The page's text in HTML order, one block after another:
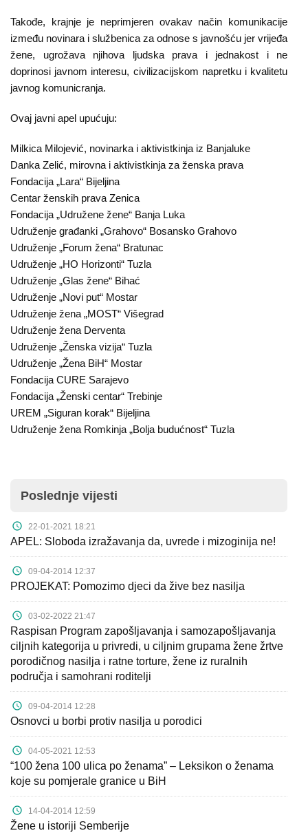
Takođe, krajnje je neprimjeren ovakav način komunikacije
između novinara i službenica za odnose s javnošću jer vrijeđa
žene, ugrožava njihova ljudska prava i jednakost i ne
doprinosi javnom interesu, civilizacijskom napretku i kvalitetu
javnog komunicranja.
Ovaj javni apel upućuju:
Milkica Milojević, novinarka i aktivistkinja iz Banjaluke
Danka Zelić, mirovna i aktivistkinja za ženska prava
Fondacija „Lara“ Bijeljina
Centar ženskih prava Zenica
Fondacija „Udružene žene“ Banja Luka
Udruženje građanki „Grahovo“ Bosansko Grahovo
Udruženje „Forum žena“ Bratunac
Udruženje „HO Horizonti“ Tuzla
Udruženje „Glas žene“ Bihać
Udruženje „Novi put“ Mostar
Udruženje žena „MOST“ Višegrad
Udruženje žena Derventa
Udruženje „Ženska vizija“ Tuzla
Udruženje „Žena BiH“ Mostar
Fondacija CURE Sarajevo
Fondacija „Ženski centar“ Trebinje
UREM „Siguran korak“ Bijeljina
Udruženje žena Romkinja „Bolja budućnost“ Tuzla
Poslednje vijesti
22-01-2021 18:21
APEL: Sloboda izražavanja da, uvrede i mizoginija ne!
09-04-2014 12:37
PROJEKAT: Pomozimo djeci da žive bez nasilja
03-02-2022 21:47
Raspisan Program zapošljavanja i samozapošljavanja
ciljnih kategorija u privredi, u ciljnim grupama žene žrtve
porodičnog nasilja i ratne torture, žene iz ruralnih
područja i samohrani roditelji
09-04-2014 12:28
Osnovci u borbi protiv nasilja u porodici
04-05-2021 12:53
“100 žena 100 ulica po ženama” – Leksikon o ženama
koje su pomjerale granice u BiH
14-04-2014 12:59
Žene u istoriji Semberije